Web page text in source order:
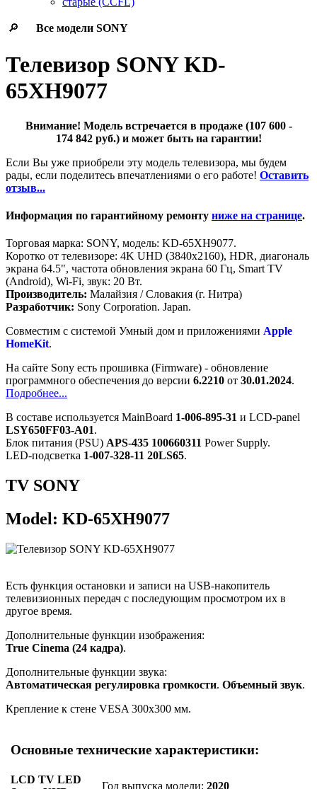
🔎 Все модели SONY
Телевизор SONY KD-
65XH9077
Внимание! Модель встречается в продаже (107 600 -
174 842 руб.) и может быть на гарантии!
Если Вы уже приобрели эту модель телевизора, мы будем
рады, если поделитесь впечатлениями о его работе! Оставить
отзыв...
Информация по гарантийному ремонту ниже на странице.
Торговая марка: SONY, модель: KD-65XH9077.
Коротко от телевизоре: 4K UHD (3840x2160), HDR, диагональ
экрана 64.5", частота обновления экрана 60 Гц, Smart TV
(Android), Wi-Fi, звук: 20 Вт.
Производитель: Малайзия / Словакия (г. Нитра)
Разработчик: Sony Corporation. Japan.
Cовместим с системой Умный дом и приложениями Apple
HomeKit.
На сайте Sony есть прошивка (Firmware) - обновление
программного обеспечения до версии 6.2210 от 30.01.2024.
Подробнее...
В составе используется MainBoard 1-006-895-31 и LCD-panel
LSY650FF03-A01.
Блок питания (PSU) APS-435 100660311 Power Supply.
LED-подсветка 1-007-328-11 20LS65.
TV SONY
Model: KD-65XH9077
Есть функция остановки и записи на USB-накопитель
телевизионных передач с последующим просмотром их в
другое время.
Дополнительные функции изображения:
True Cinema (24 кадра).
Дополнительные функции звука:
Автоматическая регулировка громкости. Объемный звук.
Крепление к стене VESA 300x300 мм.
Основные технические характеристики:
LCD TV LED
Год выпуска модели:2020